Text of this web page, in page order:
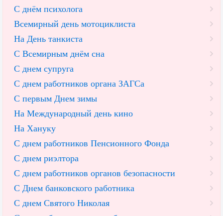
С днём психолога
Всемирный день мотоциклиста
На День танкиста
С Всемирным днём сна
С днем супруга
С днем работников органа ЗАГСа
С первым Днем зимы
На Международный день кино
На Хануку
С днем работников Пенсионного Фонда
С днем риэлтора
С днем работников органов безопасности
С Днем банковского работника
С днем Святого Николая